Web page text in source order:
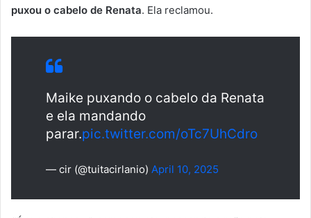
puxou o cabelo de Renata. Ela reclamou.
Maike puxando o cabelo da Renata
e ela mandando
parar.pic.twitter.com/oTc7UhCdro
— cir (@tuitacirlanio) April 10, 2025